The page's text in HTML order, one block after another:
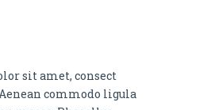
sit amet, consect
commodo ligula